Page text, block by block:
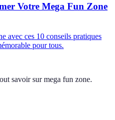
Votre Mega Fun Zone
avec ces 10 conseils pratiques
pour tous.
savoir sur mega fun zone.